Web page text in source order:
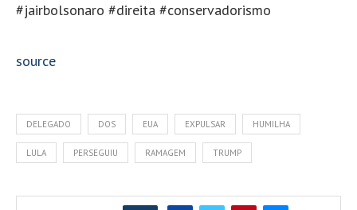
#jairbolsonaro #direita #conservadorismo
source
DELEGADO DOS EUA EXPULSAR HUMILHA
LULA PERSEGUIU RAMAGEM TRUMP